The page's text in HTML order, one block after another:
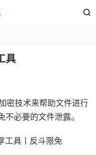

具
密技术来帮助文件进行
必要的文件泄露。